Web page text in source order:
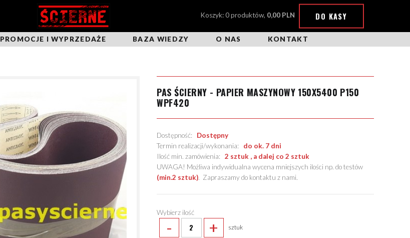
Koszyk: 0 produktów, 0,00 PLN DO KASY
PROMOCJE I WYPRZEDAŻE BAZA WIEDZY O NAS KONTAKT
PAS ŚCIERNY - PAPIER MASZYNOWY 150X5400 P150
WPF420
Dostępność: Dostępny
Termin realizacji/wykonania: do ok. 7 dni
Ilość min. zamówienia:2 sztuk , a dalej co 2 sztuk
UWAGA! Możliwa indywidualna wycena mniejszych ilości np. do testów
(min.2 sztuk). Zapraszamy do kontaktu z nami.
Wybierz ilość
- + sztuk